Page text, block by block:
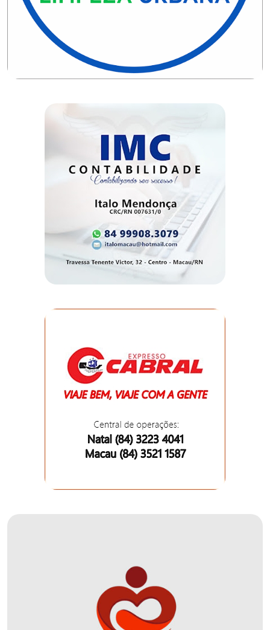
DE
CARNAUBAIS
EMANCIPAÇÃO
MACAU
EMANCIPAÇÃO
POLÍTICA
EMPREENDIMENTO
ENTREVISTA
ESPORTE
FAKE
CRIANÇAS
FESTA